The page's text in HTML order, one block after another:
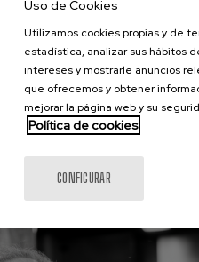
Uso de Cookies
Utilizamos cookies propias y de
estadística, analizar sus hábitos
intereses y mostrarle anuncios
que ofrecemos y obtener
mejorar la página web y su
Política de cookies
CONFIGURAR